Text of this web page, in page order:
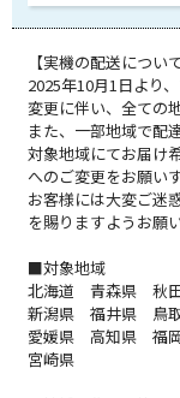
【実機の配送につい
2025年10月1日より
変更に伴い、全ての
また、一部地域で配
対象地域にてお届け
へのご変更をお願い
お客様には大変ご迷
を賜りますようお願
■対象地域
北海道 青森県 秋
新潟県 福井県 鳥
愛媛県 高知県 福
宮崎県